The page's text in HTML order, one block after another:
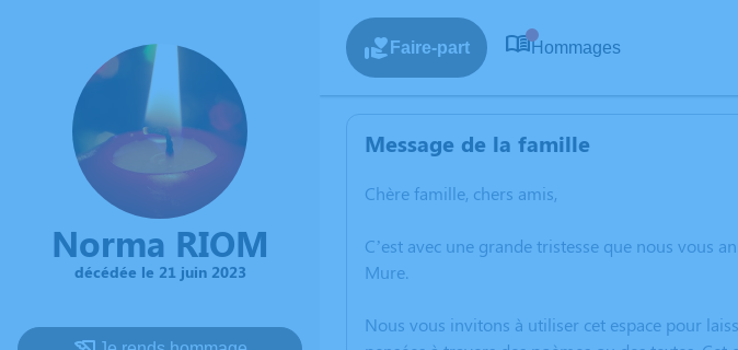
Norma RIOM
décédée le 21 juin 2023
Faire-part Hommages
Message de la famille
Chère famille, chers amis,
C’est avec une grande tristesse que nous vous
Mure.
Nous vous invitons à utiliser cet espace pour